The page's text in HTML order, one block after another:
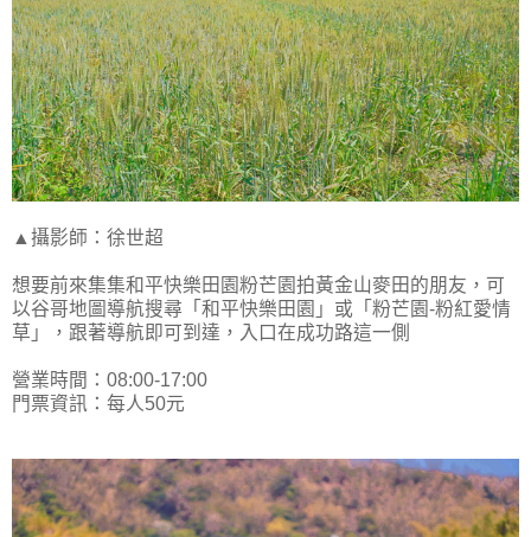
▲攝影師：徐世超
想要前來集集和平快樂田園粉芒園拍黃金山麥田的朋友，可
以谷哥地圖導航搜尋「和平快樂田園」或「粉芒園-粉紅愛情
草」，跟著導航即可到達，入口在成功路這一側
營業時間：08:00-17:00
門票資訊：每人50元